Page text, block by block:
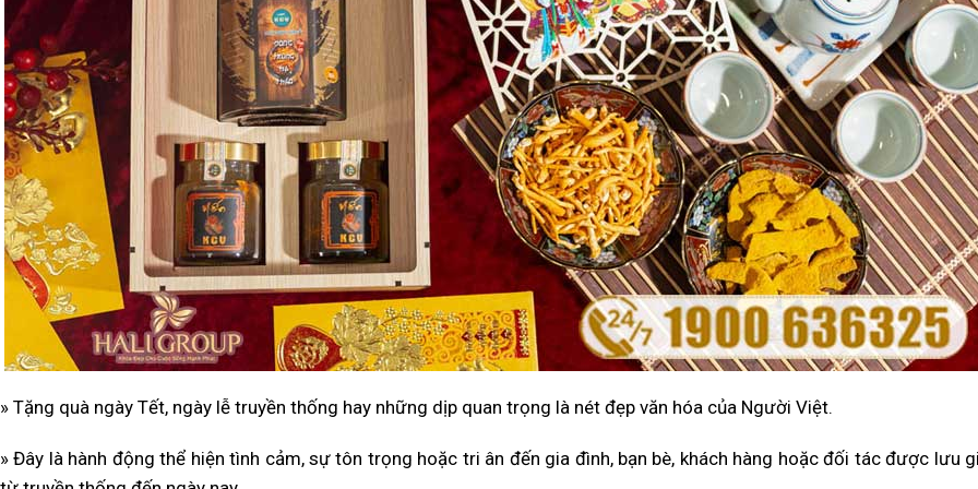
» Tặng quà ngày Tết, ngày lễ truyền thống hay những dịp quan trọng là nét đẹp văn hóa của Người Việt.
» Đây là hành động thể hiện tình cảm, sự tôn trọng hoặc tri ân đến gia đình, bạn bè, khách hàng hoặc đối tác được lưu